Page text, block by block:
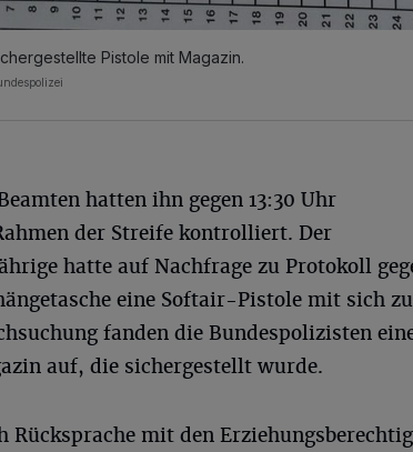
Pistole mit Magazin.
hatten ihn gegen 13:30 Uhr
der Streife kontrolliert. Der
hatte auf Nachfrage zu Protokoll
eine Softair-Pistole mit sich
fanden die Bundespolizisten
auf, die sichergestellt wurde.
Rücksprache mit den